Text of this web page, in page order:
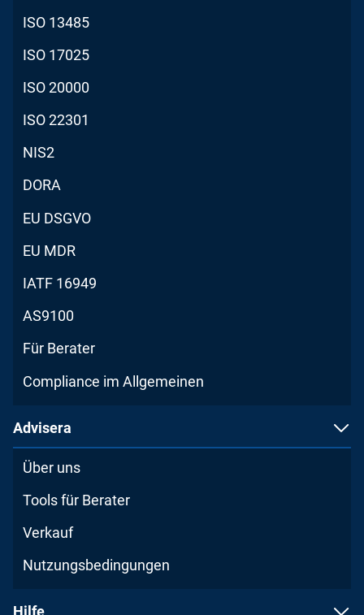
ISO 13485
ISO 17025
ISO 20000
ISO 22301
NIS2
DORA
EU DSGVO
EU MDR
IATF 16949
AS9100
Für Berater
Compliance im Allgemeinen
Advisera
Über uns
Tools für Berater
Verkauf
Nutzungsbedingungen